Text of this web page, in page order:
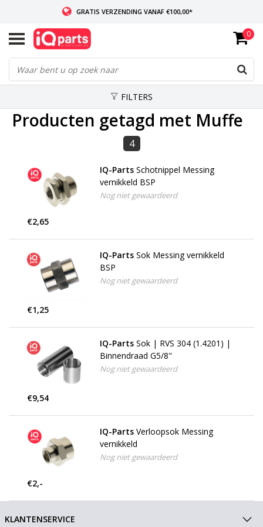
GRATIS VERZENDING VANAF €100,00*
INDIEN VOORRADIG: VOOR 14:00 BESTELD, ZELFDE DAG VERZONDEN
WERELDWIJDE LEVERING
0
FILTERS
Producten getagd met Muffe
4
IQ-Parts Schotnippel Messing
vernikkeld BSP
Nog niet gewaardeerd
€2,65
IQ-Parts Sok Messing vernikkeld
BSP
Nog niet gewaardeerd
€1,25
IQ-Parts Sok | RVS 304 (1.4201) |
Binnendraad G5/8"
Nog niet gewaardeerd
€9,54
IQ-Parts Verloopsok Messing
vernikkeld
Nog niet gewaardeerd
€2,-
KLANTENSERVICE